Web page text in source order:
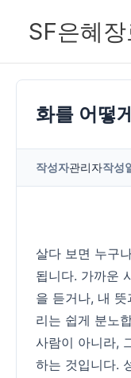
SF은혜
화를 어떻
작성자관리자작성
살다 보면 누구
됩니다. 가까운
을 듣거나, 내
리는 쉽게 분노
사람이 아니라,
하는 것입니다.